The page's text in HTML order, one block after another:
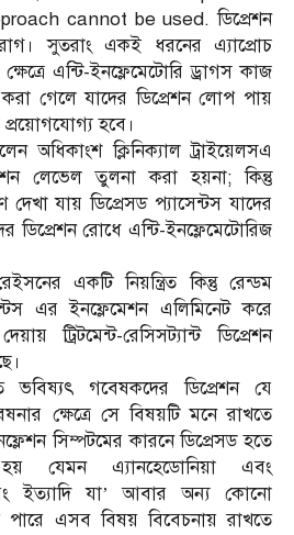
cannot be used. ডিপ্রেশন
সুতরাং একই ধরনের এ্যাপ্রোচ
এন্টি-ইনফ্লেমেটোরি ড্রাগস কাজ
গেলে যাদের ডিপ্রেশন লোপ পায়
প্রয়োগযোগ্য হবে।
অধিকাংশ ক্লিনিক্যাল ট্রাইয়েলসএ
লেভেল তুলনা করা হয়না; কিন্তু
দেখা যায় ডিপ্রেসড প্যাসেন্টস যাদের
ডিপ্রেশন রোধে এন্টি-ইনফ্লেমেটোরিজ
একটি নিয়ন্ত্রিত কিন্তু রেন্ডম
এর ইনফ্লেমেশন এলিমিনেট করে
ট্রিটমেন্ট-রেসিসট্যান্ট ডিপ্রেশন
ভবিষ্যৎ গবেষকদের ডিপ্রেশন যে
ক্ষেত্রে সে বিষয়টি মনে রাখতে
সিম্পটমের কারনে ডিপ্রেসড হতে
যেমন এ্যানহেডোনিয়া এবং
ইত্যাদি যা’ আবার অন্য কোনো
পারে এসব বিষয় বিবেচনায় রাখতে